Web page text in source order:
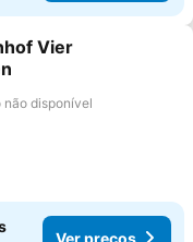
aos favoritos
Vier
não disponível
Ver preços